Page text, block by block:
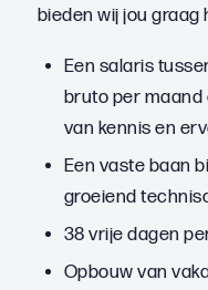
bieden wij jou graag
Een salaris
bruto per maand
van kennis en
Een vaste baan
groeiend
38 vrije dagen
Opbouw van